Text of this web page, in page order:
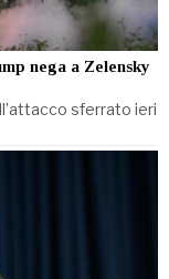
nega a Zelensky
sferrato ieri